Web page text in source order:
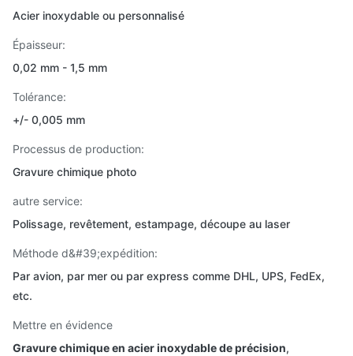
Acier inoxydable ou personnalisé
Épaisseur:
0,02 mm - 1,5 mm
Tolérance:
+/- 0,005 mm
Processus de production:
Gravure chimique photo
autre service:
Polissage, revêtement, estampage, découpe au laser
Méthode d&#39;expédition:
Par avion, par mer ou par express comme DHL, UPS, FedEx,
etc.
Mettre en évidence
Gravure chimique en acier inoxydable de précision,